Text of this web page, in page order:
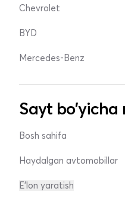
Chevrolet
BYD
Mercedes-Benz
Sayt bo'yicha
Bosh sahifa
Haydalgan avtomobillar
E'lon yaratish